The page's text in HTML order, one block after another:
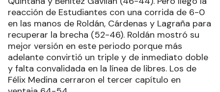
reacción de Estudiantes con una corrida de 6-0
en las manos de Roldán, Cárdenas y Lagraña para
recuperar la brecha (52-46). Roldán mostró su
mejor versión en este periodo porque más
adelante convirtió un triple y de inmediato doble
y falta convalidada en la línea de libres. Los de
Félix Medina cerraron el tercer capítulo en